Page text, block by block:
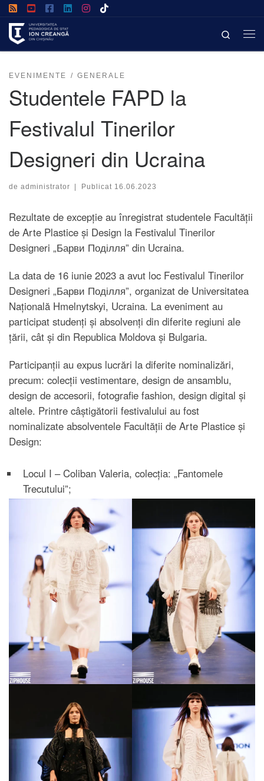
Search
EVENIMENTE GENERALE
Studentele FAPD la
Festivalul Tinerilor
Designeri din Ucraina
de administrator | Publicat 16.06.2023
Rezultate de excepție au înregistrat studentele Facultății
de Arte Plastice și Design la Festivalul Tinerilor
Designeri „Барви Поділля” din Ucraina.
La data de 16 iunie 2023 a avut loc Festivalul Tinerilor
Designeri „Барви Поділля”, organizat de Universitatea
Națională Hmelnytskyi, Ucraina. La eveniment au
participat studenți și absolvenți din diferite regiuni ale
țării, cât și din Republica Moldova și Bulgaria.
Participanții au expus lucrări la diferite nominalizări,
precum: colecții vestimentare, design de ansamblu,
design de accesorii, fotografie fashion, design digital și
altele. Printre câștigătorii festivalului au fost
nominalizate absolventele Facultății de Arte Plastice și
Design:
Locul I – Coliban Valeria, colecția: „Fantomele
Trecutului”;